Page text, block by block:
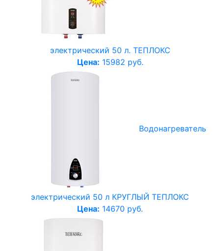
электрический 50 л. ТЕПЛОКС
Цена: 15982 руб.
Водонагреватель
электрический 50 л КРУГЛЫЙ ТЕПЛОКС
Цена: 14670 руб.